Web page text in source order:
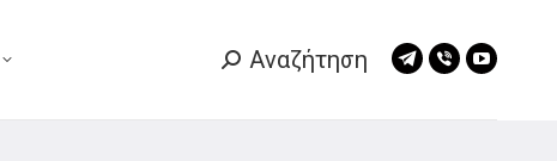
Search:
Αναζήτηση
Telegram
Viber